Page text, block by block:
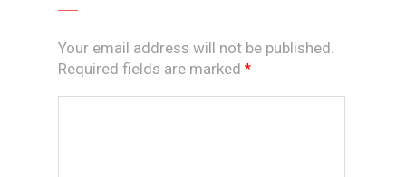
Your email address will not be published.
Required fields are marked *